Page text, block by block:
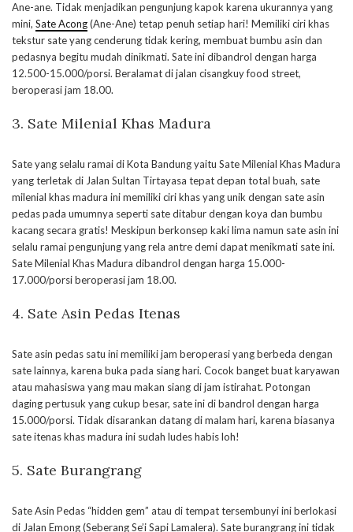
Ane-ane. Tidak menjadikan pengunjung kapok karena ukurannya yang
mini, Sate Acong(Ane-Ane) tetap penuh setiap hari! Memiliki ciri khas
tekstur sate yang cenderung tidak kering, membuat bumbu asin dan
pedasnya begitu mudah dinikmati. Sate ini dibandrol dengan harga
12.500-15.000/porsi. Beralamat di jalan cisangkuy food street,
beroperasi jam 18.00.
3. Sate Milenial Khas Madura
Sate yang selalu ramai di Kota Bandung yaitu Sate Milenial Khas Madura
yang terletak di Jalan Sultan Tirtayasa tepat depan total buah, sate
milenial khas madura ini memiliki ciri khas yang unik dengan sate asin
pedas pada umumnya seperti sate ditabur dengan koya dan bumbu
kacang secara gratis! Meskipun berkonsep kaki lima namun sate asin ini
selalu ramai pengunjung yang rela antre demi dapat menikmati sate ini.
Sate Milenial Khas Madura dibandrol dengan harga 15.000-
17.000/porsi beroperasi jam 18.00.
4. Sate Asin Pedas Itenas
Sate asin pedas satu ini memiliki jam beroperasi yang berbeda dengan
sate lainnya, karena buka pada siang hari. Cocok banget buat karyawan
atau mahasiswa yang mau makan siang di jam istirahat. Potongan
daging pertusuk yang cukup besar, sate ini di bandrol dengan harga
15.000/porsi. Tidak disarankan datang di malam hari, karena biasanya
sate itenas khas madura ini sudah ludes habis loh!
5. Sate Burangrang
Sate Asin Pedas “hidden gem” atau di tempat tersembunyi ini berlokasi
di Jalan Emong (Seberang Se’i Sapi Lamalera). Sate burangrang ini tidak